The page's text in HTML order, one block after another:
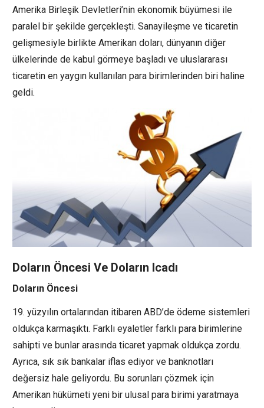
Amerika Birleşik Devletleri’nin ekonomik büyümesi ile
paralel bir şekilde gerçekleşti. Sanayileşme ve ticaretin
gelişmesiyle birlikte Amerikan doları, dünyanın diğer
ülkelerinde de kabul görmeye başladı ve uluslararası
ticaretin en yaygın kullanılan para birimlerinden biri haline
geldi.
Doların Öncesi Ve Doların Icadı
Doların Öncesi
19. yüzyılın ortalarından itibaren ABD’de ödeme sistemleri
oldukça karmaşıktı. Farklı eyaletler farklı para birimlerine
sahipti ve bunlar arasında ticaret yapmak oldukça zordu.
Ayrıca, sık sık bankalar iflas ediyor ve banknotları
değersiz hale geliyordu. Bu sorunları çözmek için
Amerikan hükümeti yeni bir ulusal para birimi yaratmaya